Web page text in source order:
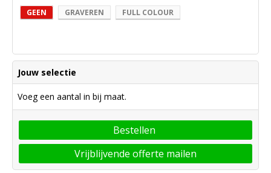
GEEN GRAVEREN FULL COLOUR
Jouw selectie
Voeg een aantal in bij maat.
Bestellen
Vrijblijvende offerte mailen